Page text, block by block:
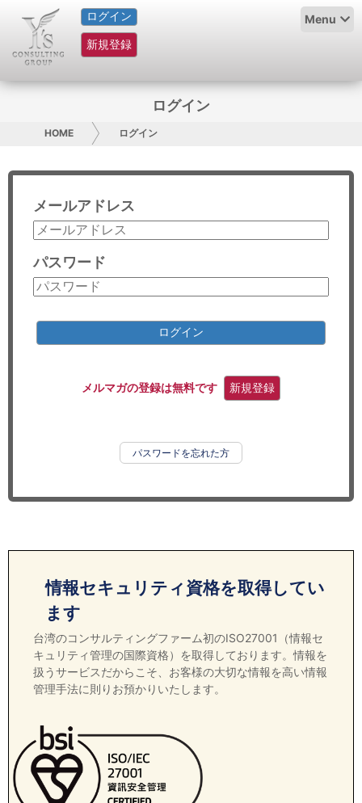
ログイン
新規登録
Menu
HOME
サービス紹介
グループ概要
採用情報
お問い合わせ
コンサルティング
リサーチ
ログイン
HOME ログイン
メールアドレス
パスワード
ログイン
メルマガの登録は無料です 新規登録
パスワードを忘れた方
情報セキュリティ資格を取得してい
ます
台湾のコンサルティングファーム初のISO27001（情報セ
キュリティ管理の国際資格）を取得しております。情報を
扱うサービスだからこそ、お客様の大切な情報を高い情報
管理手法に則りお預かりいたします。